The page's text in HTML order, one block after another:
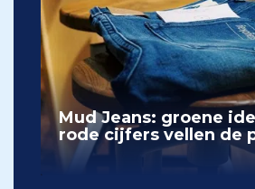
Mud Jeans: groene
rode cijfers vellen de